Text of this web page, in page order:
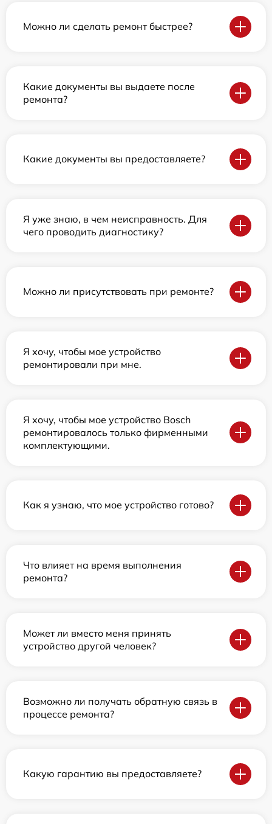
Можно ли сделать ремонт быстрее?
Какие документы вы выдаете после
ремонта?
Какие документы вы предоставляете?
Я уже знаю, в чем неисправность. Для
чего проводить диагностику?
Можно ли присутствовать при ремонте?
Я хочу, чтобы мое устройство
ремонтировали при мне.
Я хочу, чтобы мое устройство Bosch
ремонтировалось только фирменными
комплектующими.
Как я узнаю, что мое устройство готово?
Что влияет на время выполнения
ремонта?
Может ли вместо меня принять
устройство другой человек?
Возможно ли получать обратную связь в
процессе ремонта?
Какую гарантию вы предоставляете?